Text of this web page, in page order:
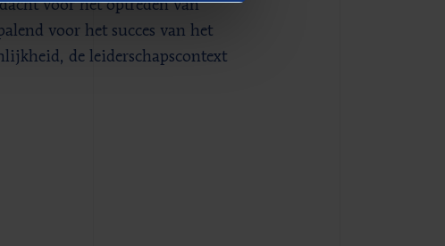
voor het optreden van
voor het succes van het
de leiderschapscontext